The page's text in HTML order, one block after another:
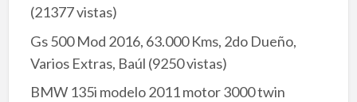
(21377 vistas)
Gs 500 Mod 2016, 63.000 Kms, 2do Dueño,
Varios Extras, Baúl (9250 vistas)
BMW 135i modelo 2011 motor 3000 twin